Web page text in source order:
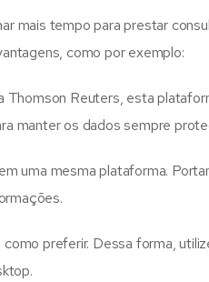
mais tempo para prestar
como por exemplo:
Thomson Reuters, esta
manter os dados sempre
uma mesma plataforma.
preferir. Dessa forma,